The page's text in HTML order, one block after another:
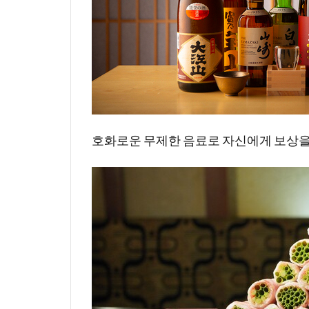
호화로운 무제한 음료로 자신에게 보상